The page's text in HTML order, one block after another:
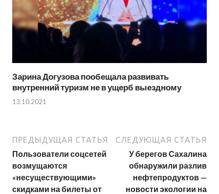
Зарина Догузова пообещала развивать
внутренний туризм не в ущерб выездному
13.10.2021
ПРЕДЫДУЩАЯ СТАТЬЯ
Пользователи соцсетей
возмущаются
«несуществующими»
скидками на билеты от
СЛЕДУЮЩАЯ СТАТЬЯ
У берегов Сахалина
обнаружили разлив
нефтепродуктов —
новости экологии на